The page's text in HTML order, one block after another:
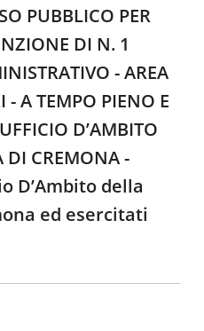
PUBBLICO PER
DI N. 1
- AREA
- A TEMPO PIENO E
D’AMBITO
DI CREMONA -
D’Ambito della
ed esercitati